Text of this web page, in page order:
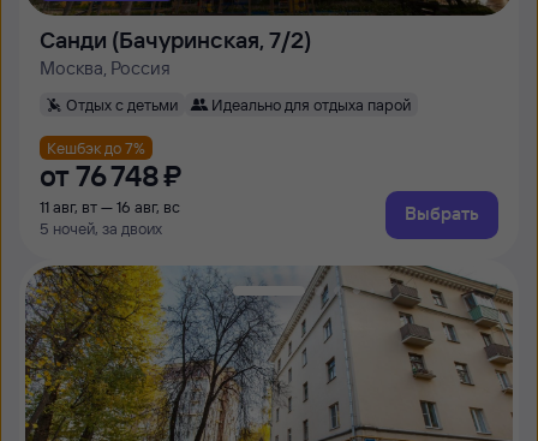
Санди (Бачуринская, 7/2)
Москва, Россия
Отдых с детьми Идеально для отдыха парой
Кешбэк до 7%
от 76 ⁠748 ⁠₽
11 авг, вт — 16 авг, вс
5 ночей, за двоих
Выбрать